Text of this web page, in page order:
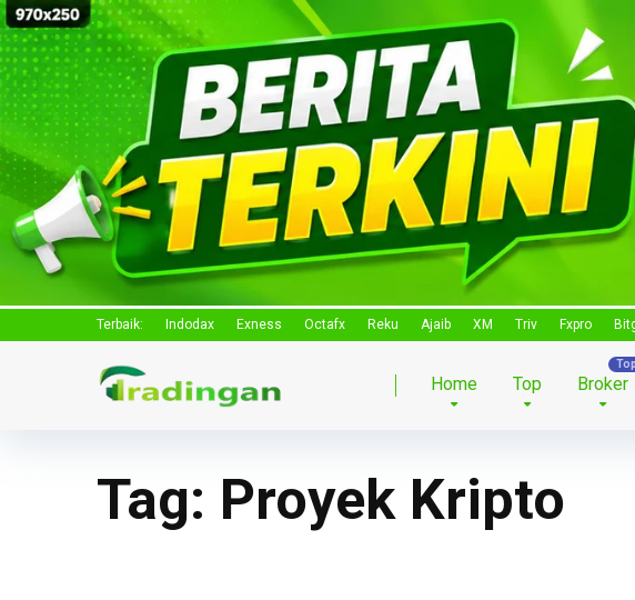
Terbaik: Indodax Exness Octafx Reku Ajaib XM Triv Fxpro
Home Top Broker
Tag: Proyek Kripto